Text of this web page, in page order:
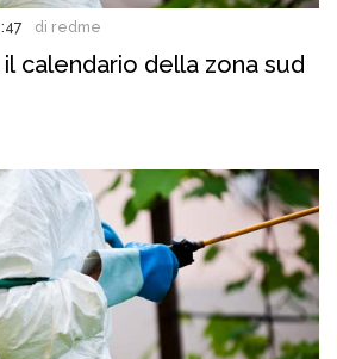
di redme
calendario della zona sud